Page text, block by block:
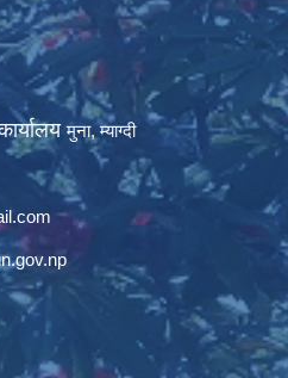
मुना, म्याग्दी